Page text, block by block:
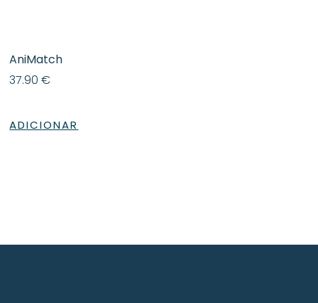
AniMatch
37.90€
ADICIONAR